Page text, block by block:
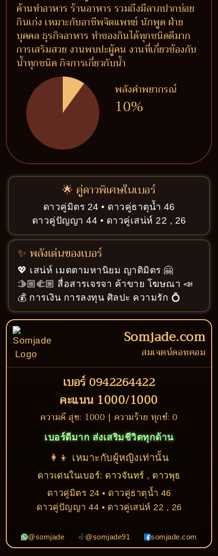
ด้านทำอาหาร ร้านอาหาร รวมถึงมีลาภปากบ่อย
กินเก่ง เหมาะกับอาชีพจิตแพทย์ นักพูด ฝ่าย
บุคคล ธุรกิจอาหาร ทำของกินได้ทุกชนิดดีมาก
การเสริมสวย งานพบปะผู้คน งานที่เกี่ยวข้องกับ
น้ำทุกชนิด กิจการเกี่ยวกับน้ำ
พลังคำพยากรณ์
10%
🌟 คู่ดาวพิเศษในเบอร์
ดาวคู่มิตร 24 • ดาวคู่ธาตุน้ำ 46
ดาวคู่ปัญญา 44 • ดาวคู่เสน่ห์ 22 , 26
✨ พลังเด่นของเบอร์
💖 เสน่ห์ เมตตามหานิยม ญาติมิตร 🤗
🫱🏼‍🫲🏼 สื่อสารเจรจา ค้าขาย โฆษณา 📣
💰 การเงิน การลงทุน ศิลปะ ความรัก 💍
Somjade.com
สมเจตน์ดอทคอม
เบอร์ 0942264422
คะแนน 1000/1000
ความดี สุข: 1000 | ความร้าย ทุกข์: 0
เบอร์ดีมาก ส่งเสริมชีวิตทุกด้าน
👩‍👦 เหมาะกับผู้หญิงเท่านั้น
ดาวเด่นในเบอร์: ดาวจันทร์ , ดาวพุธ
ดาวคู่มิตร 24 • ดาวคู่ธาตุน้ำ 46
ดาวคู่ปัญญา 44 • ดาวคู่เสน่ห์ 22 , 26
@somjade @somjade91 somjade.com